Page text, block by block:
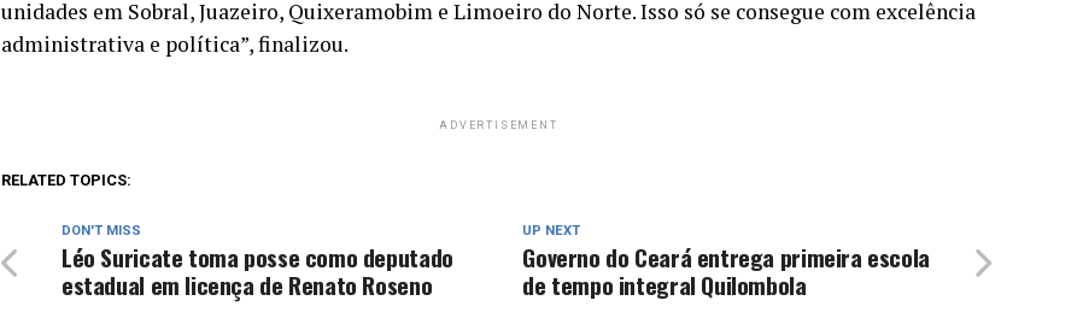
unidades em Sobral, Juazeiro, Quixeramobim e Limoeiro do Norte. Isso só se consegue com excelência
administrativa e política”, finalizou.
ADVERTISEMENT
RELATED TOPICS:
UP NEXT
Governo do Ceará entrega primeira escola
de tempo integral Quilombola
DON'T MISS
Léo Suricate toma posse como deputado
estadual em licença de Renato Roseno